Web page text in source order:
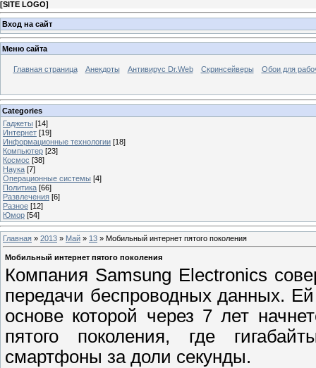
[SITE LOGO]
Вход на сайт
Меню сайта
Главная страница Анекдоты Антивирус Dr.Web Скринсейверы Обои для
Categories
Гаджеты [14]
Интернет [19]
Информационные технологии [18]
Компьютер [23]
Космос [38]
Наука [7]
Операционные системы [4]
Политика [66]
Развлечения [6]
Разное [12]
Юмор [54]
Главная » 2013 » Май » 13 » Мобильный интернет пятого поколения
Мобильный интернет пятого поколения
Компания Samsung Electronics
передачи беспроводных данных.
основе которой через 7 лет
пятого поколения, где
смартфоны за доли секунды.